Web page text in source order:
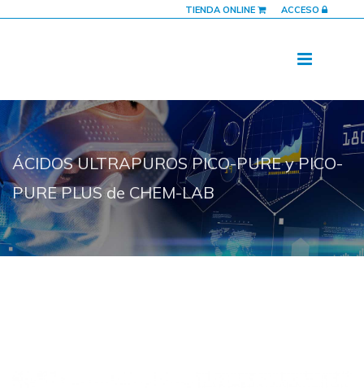
TIENDA ONLINE ACCESO
ÁCIDOS ULTRAPUROS PICO-PURE y PICO-
PURE PLUS de CHEM-LAB